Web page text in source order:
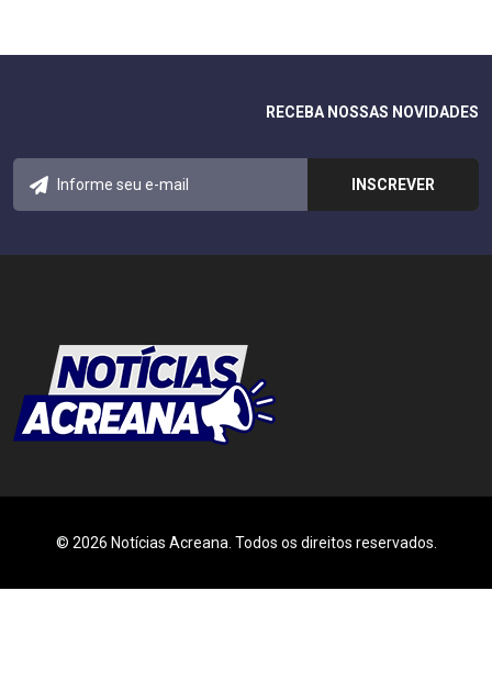
RECEBA NOSSAS NOVIDADES
© 2026 Notícias Acreana. Todos os direitos reservados.